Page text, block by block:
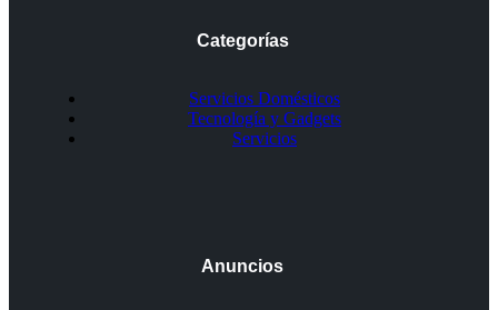
Categorías
Servicios Domésticos
Tecnología y Gadgets
Servicios
Anuncios